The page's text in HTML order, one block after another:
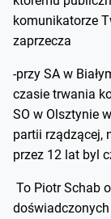
komunikatorze
zaprzecza
-przy SA w
czasie trwania
SO w Olsztynie
partii rządzącej,
przez 12 lat byl
To Piotr Schab
doświadczonych